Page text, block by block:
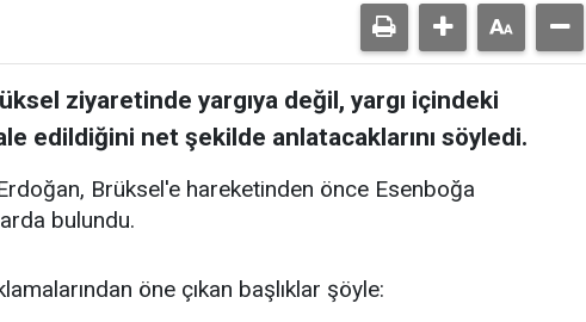
ziyaretinde yargıya değil, yargı içindeki
edildiğini net şekilde anlatacaklarını söyledi.
Brüksel'e hareketinden önce Esenboğa
bulundu.
öne çıkan başlıklar şöyle: